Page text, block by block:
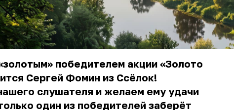
победителем акции «Золото
Сергей Фомин из Ссёлок!
слушателя и желаем ему удачи
один из победителей заберёт